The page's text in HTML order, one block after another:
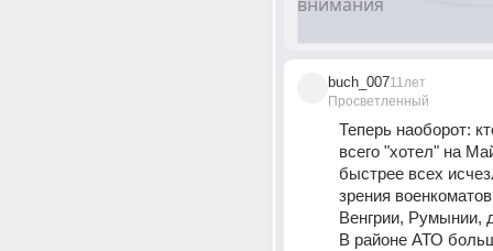
buch_007
Просветленный
11лет
Теперь наоборот:
всего "хотел" на
быстрее всех
зрения
Венгрии, Румынии,
В районе АТО